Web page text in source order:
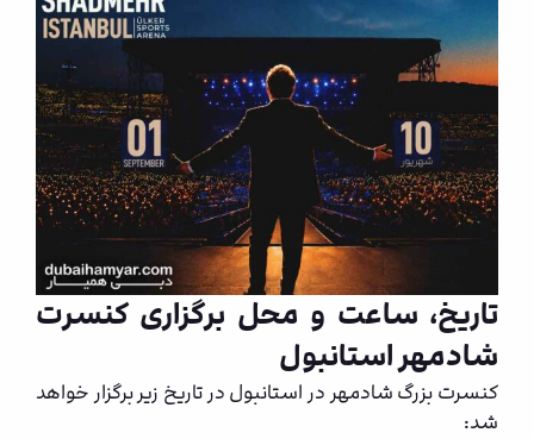
تاریخ، ساعت و محل برگزاری کنسرت
شادمهر استانبول
کنسرت بزرگ شادمهر در استانبول در تاریخ زیر برگزار خواهد
شد: